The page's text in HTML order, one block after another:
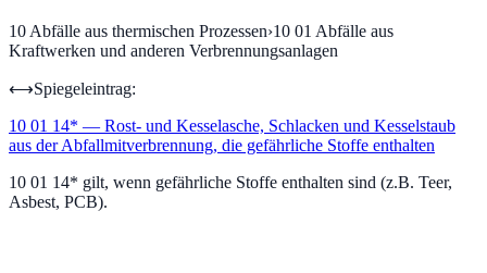
10 Abfälle aus thermischen Prozessen›10 01 Abfälle aus
Kraftwerken und anderen Verbrennungsanlagen
⟷Spiegeleintrag:
10 01 14* — Rost- und Kesselasche, Schlacken und Kesselstaub
aus der Abfallmitverbrennung, die gefährliche Stoffe enthalten
10 01 14* gilt, wenn gefährliche Stoffe enthalten sind (z.B. Teer,
Asbest, PCB).